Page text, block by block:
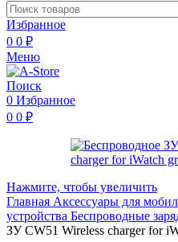
Избранное
0 0 ₽
Меню
Поиск
0 Избранное
0 0 ₽
Нажмите, чтобы увеличить
Главная Аксессуары для
устройства Беспроводные
ЗУ CW51 Wireless charger for